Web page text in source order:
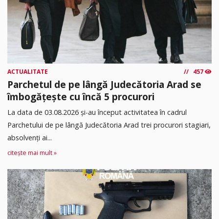
ACTUALITATE 457
Parchetul de pe lângă Judecătoria Arad se
îmbogățește cu încă 5 procurori
La data de 03.08.2026 şi-au început activitatea în cadrul
Parchetului de pe lângă Judecătoria Arad trei procurori stagiari,
absolvenţi ai...
citește mai mult »